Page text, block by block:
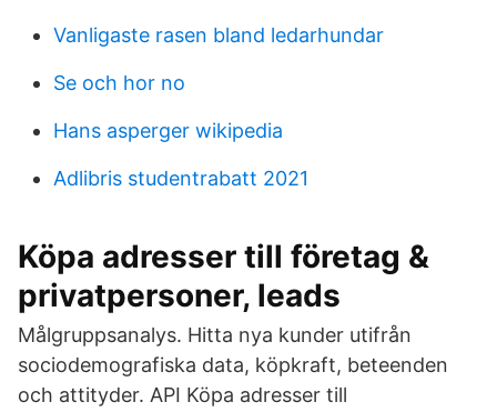
Vanligaste rasen bland ledarhundar
Se och hor no
Hans asperger wikipedia
Adlibris studentrabatt 2021
Köpa adresser till företag &
privatpersoner, leads
Målgruppsanalys. Hitta nya kunder utifrån
sociodemografiska data, köpkraft, beteenden
och attityder. API Köpa adresser till